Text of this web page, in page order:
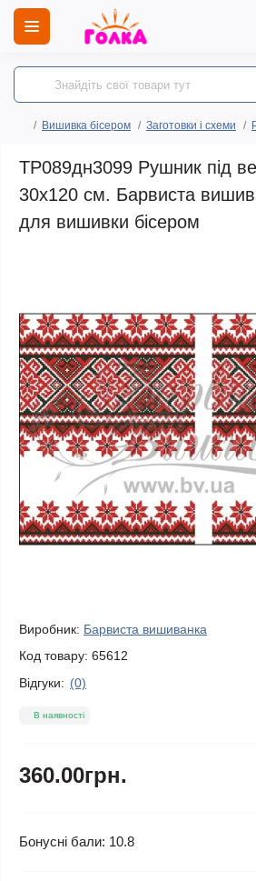
Вишивка бісером Заготовки і схеми
ТР089дн3099 Рушник під
30х120 см. Барвиста
для вишивки бісером
Виробник: Барвиста вишиванка
Код товару: 65612
Відгуки: (0)
В наявності
360.00грн.
Бонусні бали: 10.8